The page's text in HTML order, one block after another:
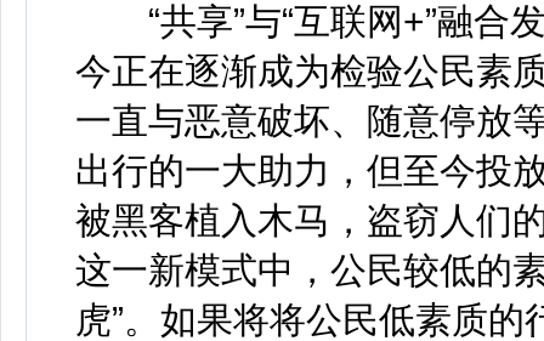
“共享”与“互联网+”融合
今正在逐渐成为检验公民素
一直与恶意破坏、随意停放
出行的一大助力，但至今投
被黑客植入木马，盗窃人们
这一新模式中，公民较低的
虎”。如果将将公民低素质